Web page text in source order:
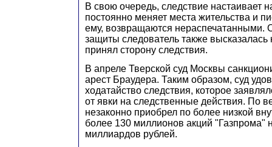
В свою очередь, следствие настаивает
постоянно меняет места жительства и
ему, возвращаются нераспечатанными.
защиты следователь также высказалась
принял сторону следствия.
В апреле Тверской суд Москвы
арест Браудера. Таким образом, суд
ходатайство следствия, которое
от явки на следственные действия. По
незаконно приобрел по более низкой
более 130 миллионов акций "Газпрома"
миллиардов рублей.